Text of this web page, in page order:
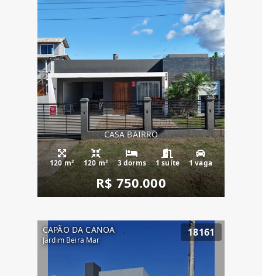
CASA BAIRRO
120 m² 120 m² 3 dorms 1 suíte 1 vaga
R$ 750.000
CAPÃO DA CANOA
Jardim Beira Mar
18161